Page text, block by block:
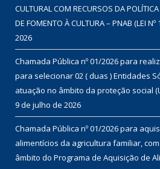
CULTURAL COM RECURSOS DA
DE FOMENTO À CULTURA – PNAB (LEI
2026
Chamada Pública nº 01/2026 para
para selecionar 02 ( duas ) Entidades
atuação no âmbito da proteção social
9 de julho de 2026
Chamada Pública nº 01/2026 para
alimentícios da agricultura familiar,
âmbito do Programa de Aquisição de